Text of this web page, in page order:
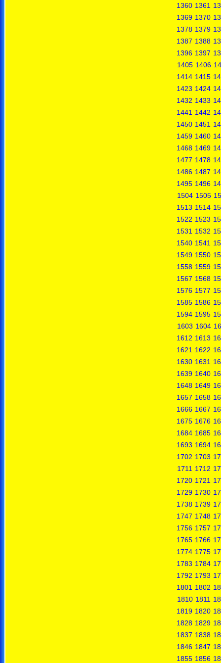
1360 1361
1369 1370
1378 1379
1387 1388
1396 1397
1405 1406
1414 1415
1423 1424
1432 1433
1441 1442
1450 1451
1459 1460
1468 1469
1477 1478
1486 1487
1495 1496
1504 1505
1513 1514
1522 1523
1531 1532
1540 1541
1549 1550
1558 1559
1567 1568
1576 1577
1585 1586
1594 1595
1603 1604
1612 1613
1621 1622
1630 1631
1639 1640
1648 1649
1657 1658
1666 1667
1675 1676
1684 1685
1693 1694
1702 1703
1711 1712
1720 1721
1729 1730
1738 1739
1747 1748
1756 1757
1765 1766
1774 1775
1783 1784
1792 1793
1801 1802
1810 1811
1819 1820
1828 1829
1837 1838
1846 1847
1855 1856